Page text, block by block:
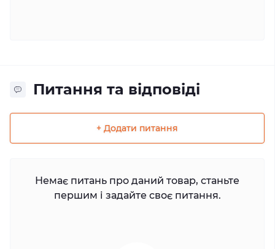
Питання та відповіді
+ Додати питання
Немає питань про даний товар, станьте
першим і задайте своє питання.